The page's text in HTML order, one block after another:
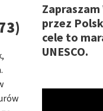
przez
cele to
UNESCO.